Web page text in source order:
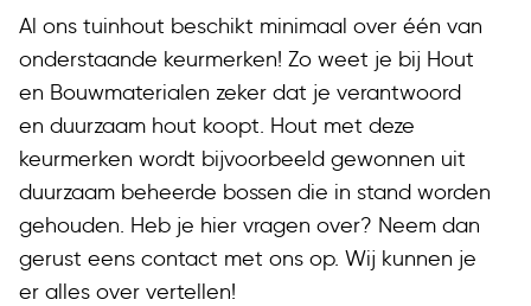
Al ons tuinhout beschikt minimaal over één van
onderstaande keurmerken! Zo weet je bij Hout
en Bouwmaterialen zeker dat je verantwoord
en duurzaam hout koopt. Hout met deze
keurmerken wordt bijvoorbeeld gewonnen uit
duurzaam beheerde bossen die in stand worden
gehouden. Heb je hier vragen over? Neem dan
gerust eens contact met ons op. Wij kunnen je
er alles over vertellen!